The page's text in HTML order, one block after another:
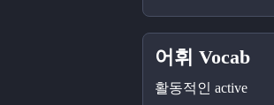
어휘 Vocab
활동적인 active